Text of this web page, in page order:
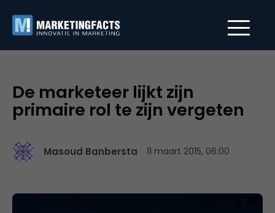
De marketeer lijkt zijn
primaire rol te zijn vergeten
Masoud Banbersta 11 maart 2015, 06:00